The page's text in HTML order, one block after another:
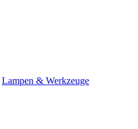
Lampen & Werkzeuge